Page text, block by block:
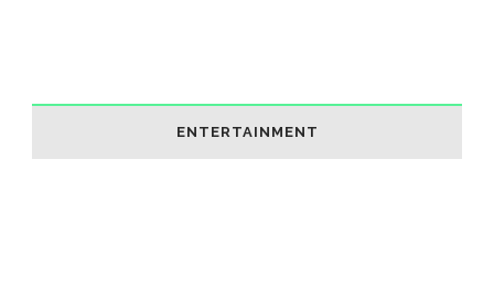
ENTERTAINMENT